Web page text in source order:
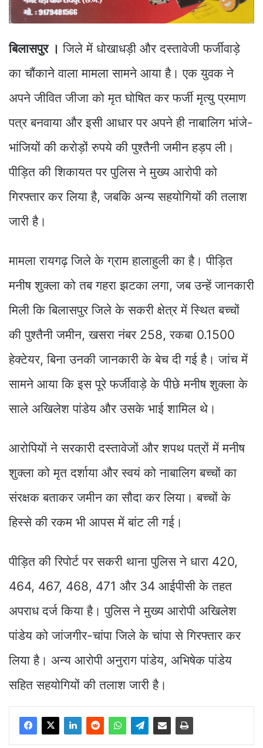
बिलासपुर । जिले में धोखाधड़ी और दस्तावेजी फर्जीवाड़े
का चौंकाने वाला मामला सामने आया है। एक युवक ने
अपने जीवित जीजा को मृत घोषित कर फर्जी मृत्यु प्रमाण
पत्र बनवाया और इसी आधार पर अपने ही नाबालिग भांजे-
भांजियों की करोड़ों रुपये की पुश्तैनी जमीन हड़प ली।
पीड़ित की शिकायत पर पुलिस ने मुख्य आरोपी को
गिरफ्तार कर लिया है, जबकि अन्य सहयोगियों की तलाश
जारी है।
मामला रायगढ़ जिले के ग्राम हालाहुली का है। पीड़ित
मनीष शुक्ला को तब गहरा झटका लगा, जब उन्हें जानकारी
मिली कि बिलासपुर जिले के सकरी क्षेत्र में स्थित बच्चों
की पुश्तैनी जमीन, खसरा नंबर 258, रकबा 0.1500
हेक्टेयर, बिना उनकी जानकारी के बेच दी गई है। जांच में
सामने आया कि इस पूरे फर्जीवाड़े के पीछे मनीष शुक्ला के
साले अखिलेश पांडेय और उसके भाई शामिल थे।
आरोपियों ने सरकारी दस्तावेजों और शपथ पत्रों में मनीष
शुक्ला को मृत दर्शाया और स्वयं को नाबालिग बच्चों का
संरक्षक बताकर जमीन का सौदा कर लिया। बच्चों के
हिस्से की रकम भी आपस में बांट ली गई।
पीड़ित की रिपोर्ट पर सकरी थाना पुलिस ने धारा 420,
464, 467, 468, 471 और 34 आईपीसी के तहत
अपराध दर्ज किया है। पुलिस ने मुख्य आरोपी अखिलेश
पांडेय को जांजगीर-चांपा जिले के चांपा से गिरफ्तार कर
लिया है। अन्य आरोपी अनुराग पांडेय, अभिषेक पांडेय
सहित सहयोगियों की तलाश जारी है।